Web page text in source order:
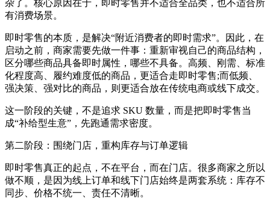
杂了。核心原因在于，即时零售并不适合全品类，也不适合所
有消费场景。
即时零售的本质，是解决“附近消费者的即时需求”。因此，在
启动之前，商家需要先做一件事：重新审视自己的商品结构，
区分哪些商品具备即时属性，哪些不具备。高频、刚需、标准
化程度高、履约难度低的商品，更适合走即时零售;而低频、
强决策、强对比的商品，则更适合放在传统电商或线下成交。
这一阶段的关键，不是追求 SKU 数量，而是把即时零售当
成“补给型生意”，先跑通需求密度。
第二阶段：围绕门店，重构库存与订单逻辑
即时零售真正的起点，不在平台，而在门店。很多商家之所以
做不顺，是因为线上订单和线下门店始终是两套系统：库存不
同步、价格不统一、责任不清晰。